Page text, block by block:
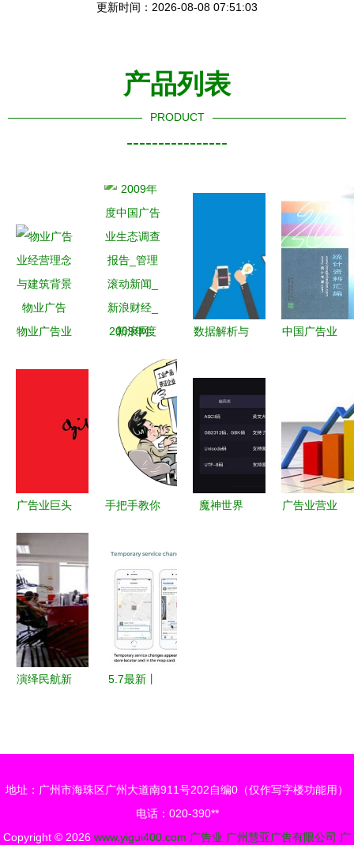
更新时间：2026-08-08 07:51:03
产品列表
PRODUCT
----------------
物业广告业
2009年度
生态调查报
告_管理滚
动新闻_新
浪财经_新
浪网
数据解析与
2017-2021
年美国广告
势及咨询需
中国广告业
协同进化
广告业巨头
奥美换新
logo，步子
太大会扯着
蛋吗？
手把手教你
业老板必备
指南
魔神世界
广告业营业
演绎民航新
5.7最新丨
地址：广州市海珠区广州大道南911号202自编0（仅作写字楼功能用）
电话：020-390**
Copyright © 2026 www.yigui400.com 广告业 广州慧亚广告有限公司 广